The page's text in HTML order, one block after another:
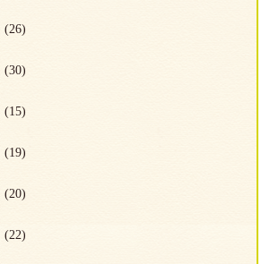
(26)
(30)
(15)
(19)
(20)
(22)